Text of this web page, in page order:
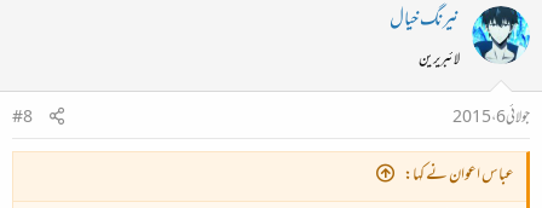
نیرنگ خیال
لائبریرین
جولائی 6، 2015
#8
عباس اعوان نے کہا: